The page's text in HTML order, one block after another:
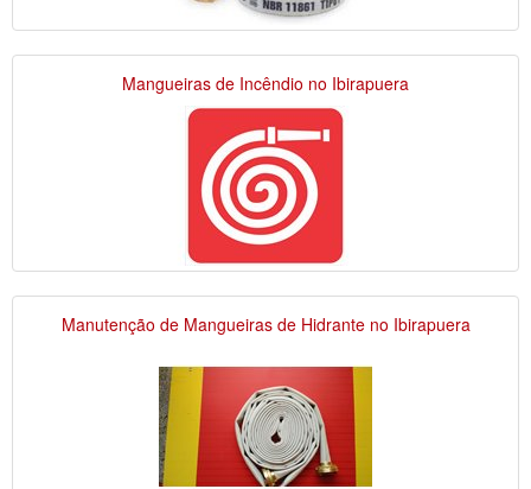
Mangueiras de Incêndio no Ibirapuera
Manutenção de Mangueiras de Hidrante no Ibirapuera